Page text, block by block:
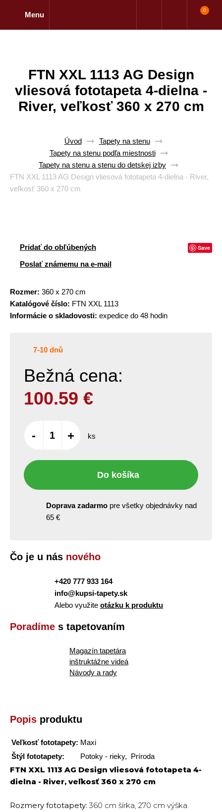
Menu
0
FTN XXL 1113 AG Design
vliesová fototapeta 4-dielna -
River, veľkosť 360 x 270 cm
Úvod
Tapety na stenu
Tapety na stenu podľa miestnosti
Tapety na stenu a stenu do detskej izby
FTN XXL 1113 AG Design vliesová fototapeta 4-dielna - River,
veľkosť 360 x 270 cm
Pridať do obľúbených Save
Poslať známemu na e-mail
Rozmer: 360 x 270 cm
Katalógové číslo: FTN XXL 1113
Informácie o skladovosti: expedice do 48 hodin
7-10 dnů
Bežná cena:
100.59 €
- + ks
Do košíka
Doprava zadarmo pre všetky objednávky nad
65 €
Čo je u nás nového
+420 777 933 164
info@kupsi-tapety.sk
Alebo využite otázku k produktu
Poradíme s tapetovaním
Magazín tapetára
inštruktážne videá
Návody a rady
Popis produktu
Veľkosť fototapety: Maxi
Štýl fototapety:
Potoky - rieky, Príroda
FTN XXL 1113 AG Design vliesová fototapeta 4-
dielna - River, veľkosť 360 x 270 cm
Rozmery fototapety: 360 cm šírka, 270 cm výška.